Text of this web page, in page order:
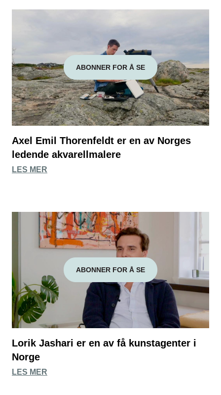
ABONNER FOR Å SE
Axel Emil Thorenfeldt er en av Norges
ledende akvarellmalere
LES MER
ABONNER FOR Å SE
Lorik Jashari er en av få kunstagenter i
Norge
LES MER